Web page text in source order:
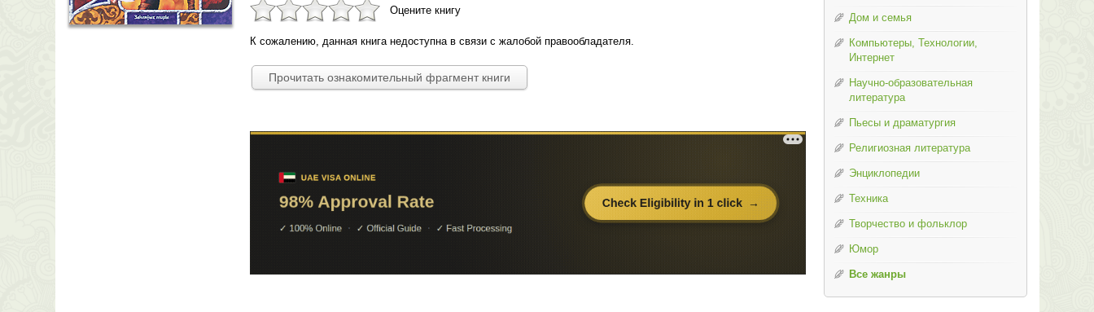
Оцените книгу
К сожалению, данная книга недоступна в связи с жалобой правообладателя.
Прочитать ознакомительный фрагмент книги
Дом и семья
Компьютеры, Технологии,
Интернет
Научно-образовательная
литература
Пьесы и драматургия
Религиозная литература
Энциклопедии
Техника
Творчество и фольклор
Юмор
Все жанры